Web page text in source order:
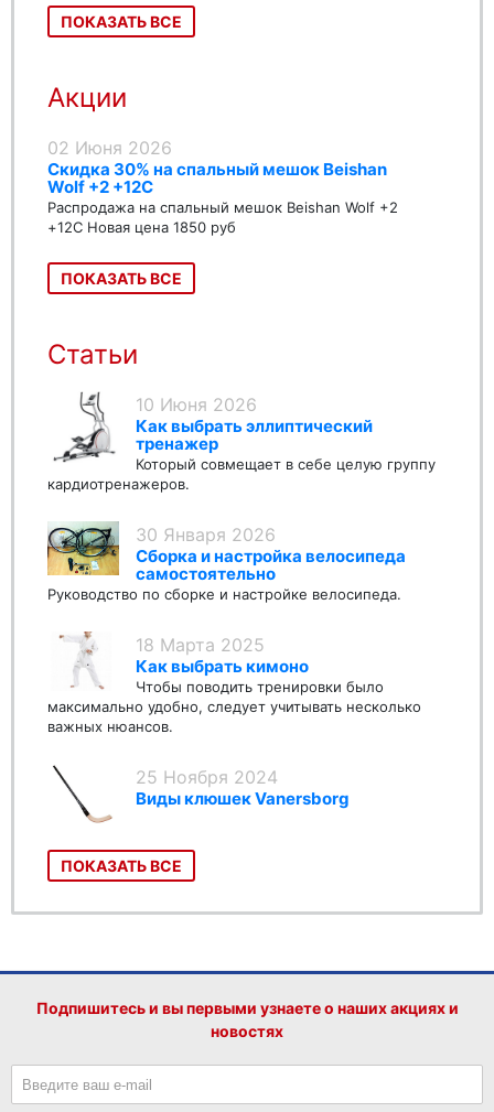
ПОКАЗАТЬ ВСЕ
Акции
02 Июня 2026
Скидка 30% на спальный мешок Beishan
Wolf +2 +12C
Распродажа на спальный мешок Beishan Wolf +2
+12C Новая цена 1850 руб
ПОКАЗАТЬ ВСЕ
Статьи
10 Июня 2026
Как выбрать эллиптический
тренажер
Который совмещает в себе целую группу
кардиотренажеров.
30 Января 2026
Сборка и настройка велосипеда
самостоятельно
Руководство по сборке и настройке велосипеда.
18 Марта 2025
Как выбрать кимоно
Чтобы поводить тренировки было
максимально удобно, следует учитывать несколько
важных нюансов.
25 Ноября 2024
Виды клюшек Vanersborg
ПОКАЗАТЬ ВСЕ
Подпишитесь и вы первыми узнаете о наших акциях и
новостях